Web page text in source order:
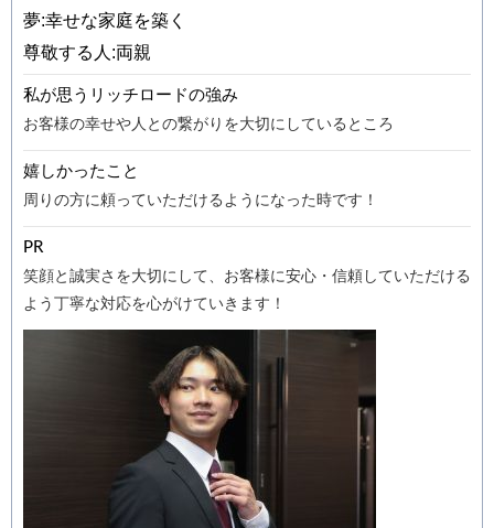
夢:幸せな家庭を築く
尊敬する人:両親
私が思うリッチロードの強み
お客様の幸せや人との繋がりを大切にしているところ
嬉しかったこと
周りの方に頼っていただけるようになった時です！
PR
笑顔と誠実さを大切にして、お客様に安心・信頼していただける
よう丁寧な対応を心がけていきます！